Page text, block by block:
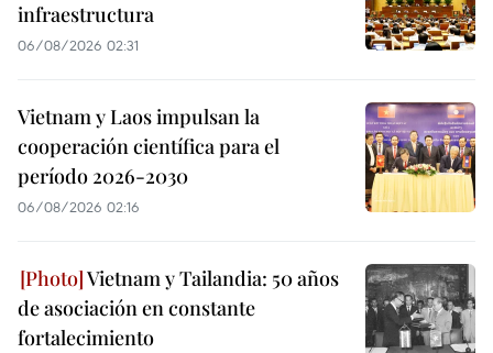
infraestructura
06/08/2026 02:31
Vietnam y Laos impulsan la
cooperación científica para el
período 2026-2030
06/08/2026 02:16
Vietnam y Tailandia: 50 años
de asociación en constante
fortalecimiento